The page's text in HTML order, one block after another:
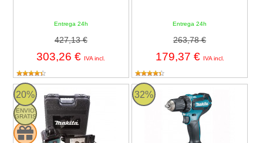
Entrega 24h
427,13 €
303,26 € IVA incl.
Entrega 24h
263,78 €
179,37 € IVA incl.
20%
ENVIO
GRATIS
Makita SKR200Z - Nivel láser autonivelante
32%
Taladro atornillador Makita